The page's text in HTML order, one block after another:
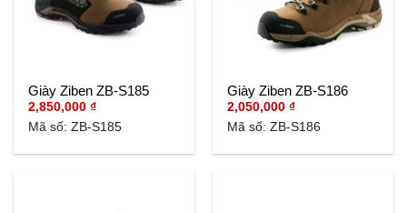
Giày Ziben ZB-S185
2,850,000₫
Mã số: ZB-S185
Giày Ziben ZB-S186
2,050,000₫
Mã số: ZB-S186